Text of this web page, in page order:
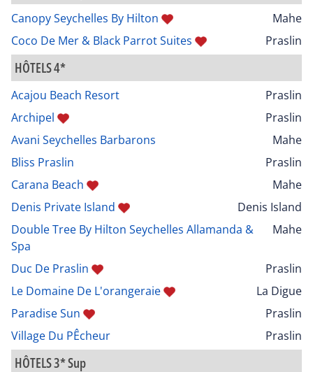
Canopy Seychelles By Hilton
Mahe
Coco De Mer & Black Parrot Suites
Praslin
HÔTELS 4*
Acajou Beach Resort
Praslin
Archipel
Praslin
Avani Seychelles Barbarons
Mahe
Bliss Praslin
Praslin
Carana Beach
Mahe
Denis Private Island
Denis Island
Double Tree By Hilton Seychelles Allamanda &
Spa
Mahe
Duc De Praslin
Praslin
Le Domaine De L'orangeraie
La Digue
Paradise Sun
Praslin
Village Du PÊcheur
Praslin
HÔTELS 3* Sup